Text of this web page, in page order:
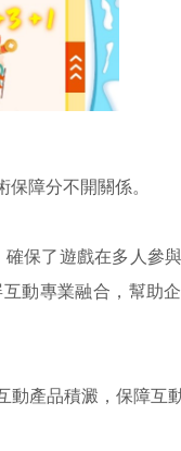
障分不開關係。
保了遊戲在多人參
動專業融合，幫助
動產品積澱，保障互